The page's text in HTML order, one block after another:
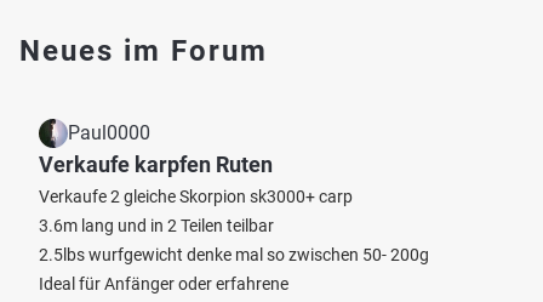
Neues im Forum
Paul0000
Verkaufe karpfen Ruten
Verkaufe 2 gleiche Skorpion sk3000+ carp
3.6m lang und in 2 Teilen teilbar
2.5lbs wurfgewicht denke mal so zwischen 50- 200g
Ideal für Anfänger oder erfahrene